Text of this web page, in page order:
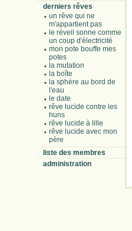
derniers rêves
un rêve qui ne
m'appartient pas
le réveil sonne comme
un coup d'électricité
mon pote bouffe mes
potes
la mutation
la boîte
la sphère au bord de
l'eau
le date
rêve lucide contre les
huns
rêve lucide à lille
rêve lucide avec mon
père
liste des membres
administration